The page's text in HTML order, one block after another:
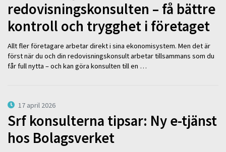
redovisningskonsulten – få bättre
kontroll och trygghet i företaget
Allt fler företagare arbetar direkt i sina ekonomisystem. Men det är
först när du och din redovisningskonsult arbetar tillsammans som du
får full nytta – och kan göra konsulten till en …
17 april 2026
Srf konsulterna tipsar: Ny e-tjänst
hos Bolagsverket